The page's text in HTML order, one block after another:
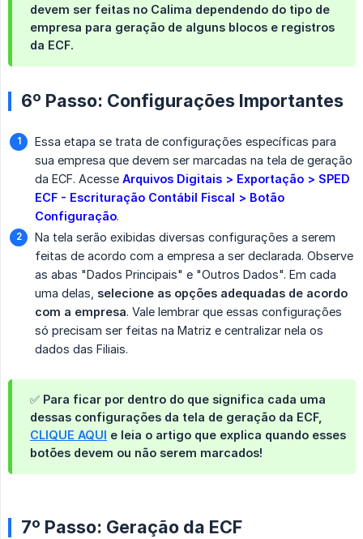
devem ser feitas no Calima dependendo do tipo de
empresa para geração de alguns blocos e registros
da ECF.
6º Passo: Configurações Importantes
Essa etapa se trata de configurações específicas para
sua empresa que devem ser marcadas na tela de geração
da ECF. Acesse Arquivos Digitais > Exportação > SPED
ECF - Escrituração Contábil Fiscal > Botão
Configuração.
Na tela serão exibidas diversas configurações a serem
feitas de acordo com a empresa a ser declarada. Observe
as abas "Dados Principais" e "Outros Dados". Em cada
uma delas, selecione as opções adequadas de acordo
com a empresa. Vale lembrar que essas configurações
só precisam ser feitas na Matriz e centralizar nela os
dados das Filiais.
✅ Para ficar por dentro do que significa cada uma
dessas configurações da tela de geração da ECF,
CLIQUE AQUI e leia o artigo que explica quando esses
botões devem ou não serem marcados!
7º Passo: Geração da ECF